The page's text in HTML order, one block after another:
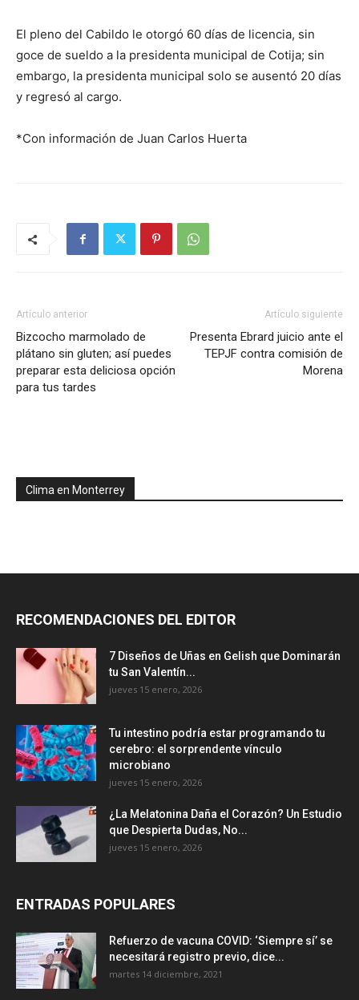
El pleno del Cabildo le otorgó 60 días de licencia, sin
goce de sueldo a la presidenta municipal de Cotija; sin
embargo, la presidenta municipal solo se ausentó 20 días
y regresó al cargo.
*Con información de Juan Carlos Huerta
Artículo anterior
Bizcocho marmolado de
plátano sin gluten; así puedes
preparar esta deliciosa opción
para tus tardes
Artículo siguiente
Presenta Ebrard juicio ante el
TEPJF contra comisión de
Morena
Clima en Monterrey
RECOMENDACIONES DEL EDITOR
7 Diseños de Uñas en Gelish que Dominarán
tu San Valentín...
jueves 15 enero, 2026
Tu intestino podría estar programando tu
cerebro: el sorprendente vínculo
microbiano
jueves 15 enero, 2026
¿La Melatonina Daña el Corazón? Un Estudio
que Despierta Dudas, No...
jueves 15 enero, 2026
ENTRADAS POPULARES
Refuerzo de vacuna COVID: ‘Siempre sí’ se
necesitará registro previo, dice...
martes 14 diciembre, 2021